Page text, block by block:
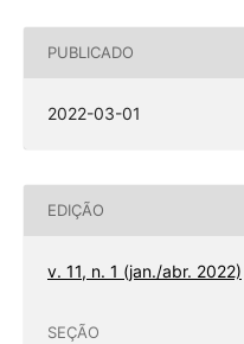
PUBLICADO
2022-03-01
EDIÇÃO
v. 11, n. 1 (jan./abr. 2022)
SEÇÃO